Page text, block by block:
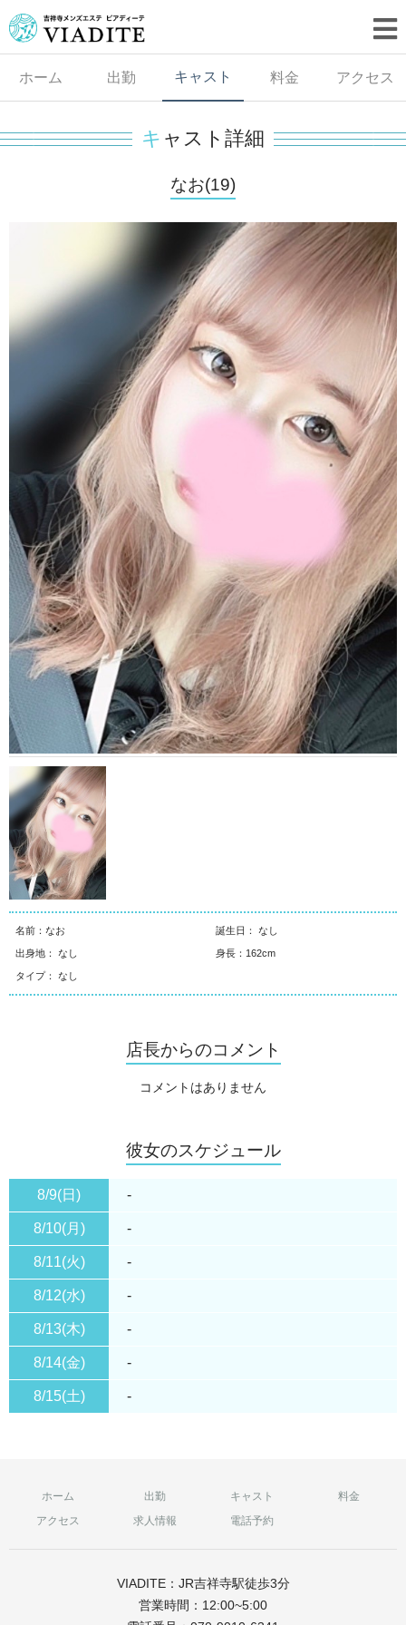
ホーム 出勤 キャスト 料金 アクセス
キ ャスト詳細
なお(19)
名前：なお 誕生日： なし
出身地： なし 身長：162cm
タイプ： なし
店長からのコメント
コメントはありません
彼女のスケジュール
8/9(日) -
8/10(月) -
8/11(火) -
8/12(水) -
8/13(木) -
8/14(金) -
8/15(土) -
ホーム 出勤 キャスト
料金
アクセス
求人情報 電話予約
VIADITE：JR吉祥寺駅徒歩3分
営業時間：12:00~5:00